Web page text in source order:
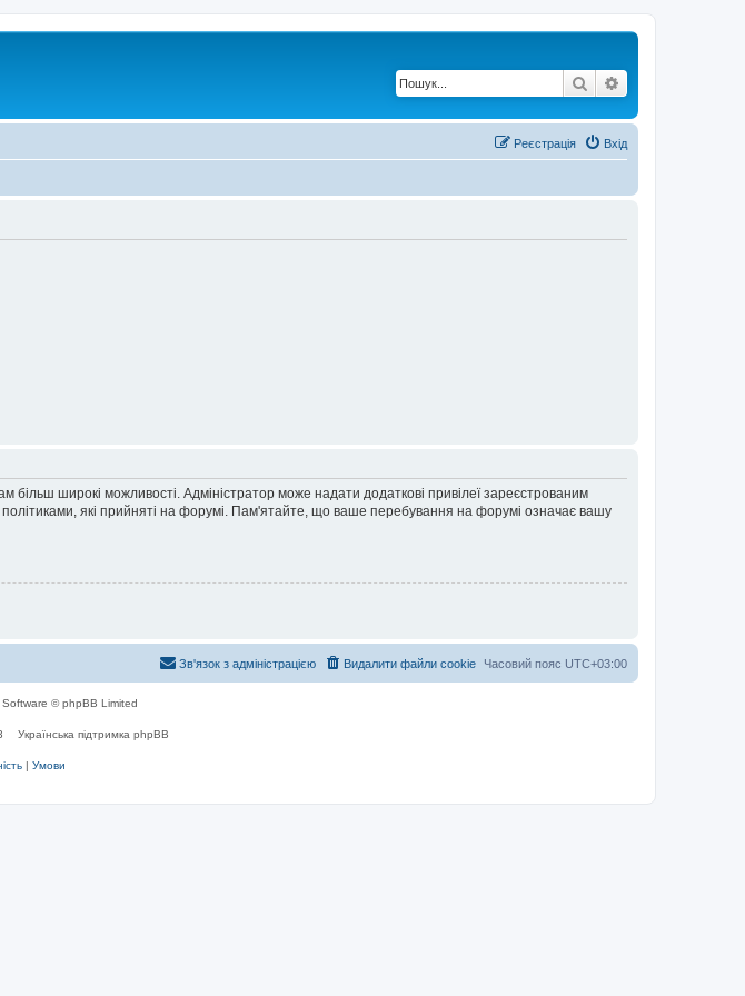
Пошук
Вхід
Реєстрація
широкі можливості. Адміністратор може надати додаткові привілеї зареєстрованим
які прийняті на форумі. Пам'ятайте, що ваше перебування на форумі означає вашу
Часовий пояс UTC+03:00
Видалити файли cookie
Зв'язок з адміністрацією
© phpBB Limited
Українська підтримка phpBB
| Умови